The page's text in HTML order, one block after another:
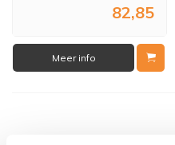
82,85
Meer info